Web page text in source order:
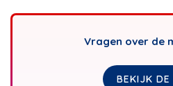
Vragen over de
BEKIJK DE